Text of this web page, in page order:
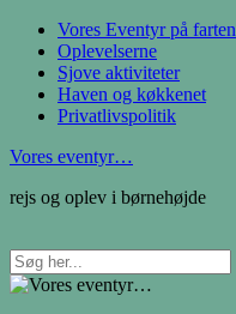
Vores Eventyr på farten
Oplevelserne
Sjove aktiviteter
Haven og køkkenet
Privatlivspolitik
Vores eventyr…
rejs og oplev i børnehøjde